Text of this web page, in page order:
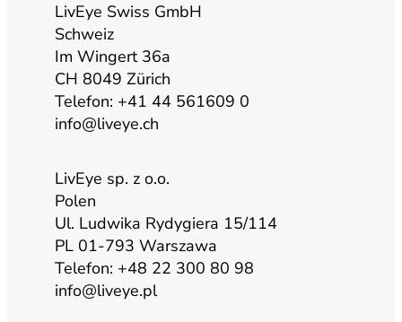
LivEye Swiss GmbH
Schweiz
Im Wingert 36a
CH 8049 Zürich
Telefon: +41 44 561609 0
info@liveye.ch
LivEye sp. z o.o.
Polen
Ul. Ludwika Rydygiera 15/114
PL 01-793 Warszawa
Telefon: +48 22 300 80 98
info@liveye.pl